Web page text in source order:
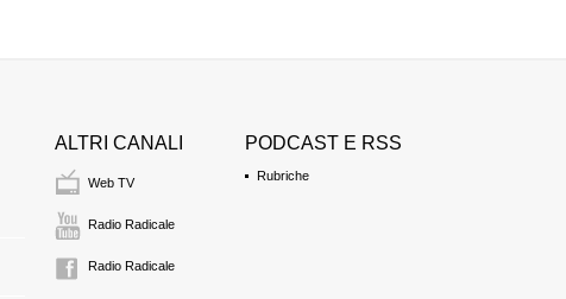
ALTRI CANALI
Web TV
Radio Radicale
Radio Radicale
PODCAST E RSS
Rubriche